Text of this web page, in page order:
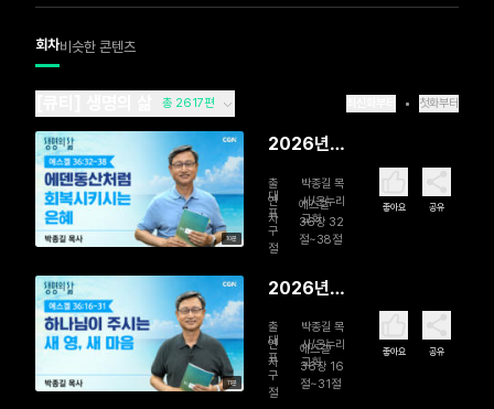
회차비슷한 콘텐츠
총 2617편 첫화부터
10분
2026년
일 에덴동
산처럼 회
복시키시는
은혜
출
연
자
박종길 목
사/온누리
교회
대
표
구
절
에스겔
36장 32
절~38절
좋아요 공유
11분
2026년
일 하나님
이 주시는
새 영, 새 마
출
연
자
박종길 목
사/온누리
교회
대
표
구
절
에스겔
36장 16
절~31절
좋아요 공유